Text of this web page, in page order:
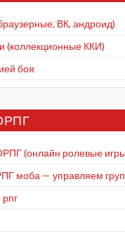
ВК, андроид)
(коллекционные ККИ)
боя
(онлайн ролевые
моба — управляем
рпг